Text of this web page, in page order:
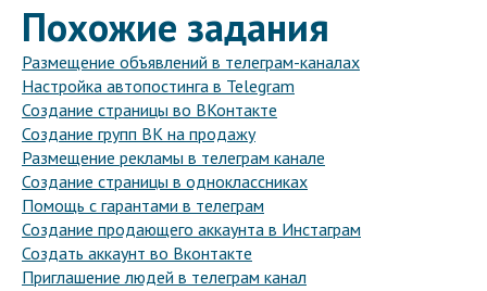
Похожие задания
Размещение объявлений в телеграм-каналах
Настройка автопостинга в Telegram
Создание страницы во ВКонтакте
Создание групп ВК на продажу
Размещение рекламы в телеграм канале
Создание страницы в одноклассниках
Помощь с гарантами в телеграм
Создание продающего аккаунта в Инстаграм
Создать аккаунт во Вконтакте
Приглашение людей в телеграм канал